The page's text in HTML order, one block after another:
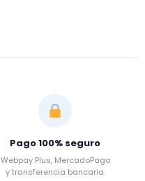
Pago 100% seguro
Webpay Plus, MercadoPago
y transferencia bancaria.